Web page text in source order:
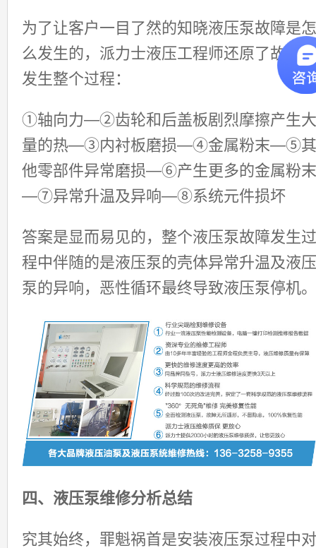
为了让客户一目了然的知晓液压泵故障是怎
么发生的，派力士液压工程师还原了故障的
发生整个过程：
①轴向力—②齿轮和后盖板剧烈摩擦产生大
量的热—③内衬板磨损—④金属粉末—⑤其
他零部件异常磨损—⑥产生更多的金属粉末
—⑦异常升温及异响—⑧系统元件损坏
答案是显而易见的，整个液压泵故障发生过
程中伴随的是液压泵的壳体异常升温及液压
泵的异响，恶性循环最终导致液压泵停机。
四、液压泵维修分析总结
究其始终，罪魁祸首是安装液压泵过程中对